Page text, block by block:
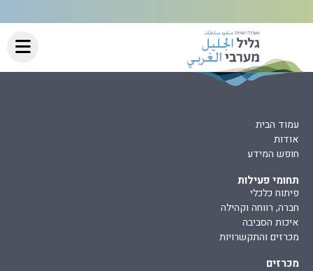
עמוד הבית
אודות
חופש המידע
תחומי פעילות
פיתוח כלכלי
חברה, רווחה וקהילה
איכות הסביבה
מכרזים והתקשרויות
מכרזים